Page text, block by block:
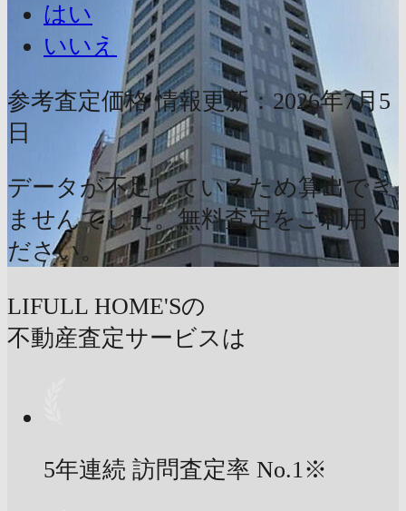
はい
いいえ
参考査定価格 情報更新：2026年7月5
日
データが不足しているため算出でき
ませんでした。無料査定をご利用く
ださい。
LIFULL HOME'Sの
不動産査定サービスは
5年連続 訪問査定率 No.1※